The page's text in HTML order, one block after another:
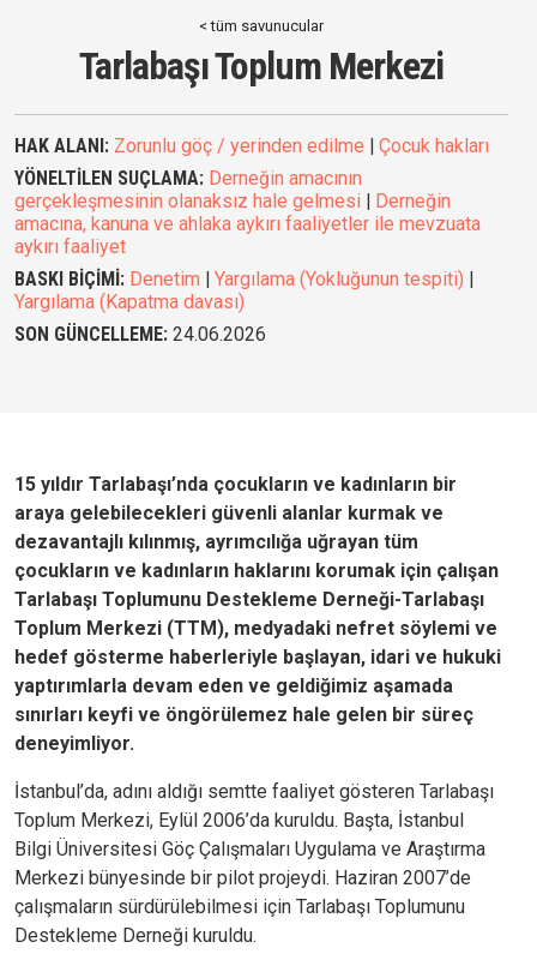
< tüm savunucular
Tarlabaşı Toplum Merkezi
HAK ALANI: Zorunlu göç / yerinden edilme
Çocuk hakları
YÖNELTİLEN SUÇLAMA: Derneğin amacının
gerçekleşmesinin olanaksız hale gelmesi
Derneğin
amacına, kanuna ve ahlaka aykırı faaliyetler ile mevzuata
aykırı faaliyet
BASKI BİÇİMİ: Denetim Yargılama (Yokluğunun tespiti)
Yargılama (Kapatma davası)
SON GÜNCELLEME: 24.06.2026
15 yıldır Tarlabaşı’nda çocukların ve kadınların bir
araya gelebilecekleri güvenli alanlar kurmak ve
dezavantajlı kılınmış, ayrımcılığa uğrayan tüm
çocukların ve kadınların haklarını korumak için çalışan
Tarlabaşı Toplumunu Destekleme Derneği-Tarlabaşı
Toplum Merkezi (TTM), medyadaki nefret söylemi ve
hedef gösterme haberleriyle başlayan, idari ve hukuki
yaptırımlarla devam eden ve geldiğimiz aşamada
sınırları keyfi ve öngörülemez hale gelen bir süreç
deneyimliyor.
İstanbul’da, adını aldığı semtte faaliyet gösteren Tarlabaşı
Toplum Merkezi, Eylül 2006’da kuruldu. Başta, İstanbul
Bilgi Üniversitesi Göç Çalışmaları Uygulama ve Araştırma
Merkezi bünyesinde bir pilot projeydi. Haziran 2007’de
çalışmaların sürdürülebilmesi için Tarlabaşı Toplumunu
Destekleme Derneği kuruldu.